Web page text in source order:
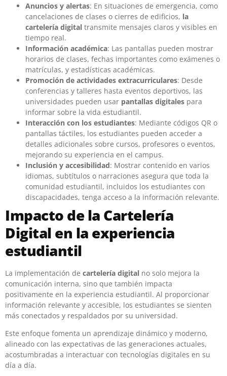
Anuncios y alertas: En situaciones de emergencia, como
cancelaciones de clases o cierres de edificios, la
cartelería digital transmite mensajes claros y visibles en
tiempo real.
Información académica: Las pantallas pueden mostrar
horarios de clases, fechas importantes como exámenes o
matrículas, y estadísticas académicas.
Promoción de actividades extracurriculares: Desde
conferencias y talleres hasta eventos deportivos, las
universidades pueden usar pantallas digitales para
informar sobre la vida estudiantil.
Interacción con los estudiantes: Mediante códigos QR o
pantallas táctiles, los estudiantes pueden acceder a
detalles adicionales sobre cursos, profesores o eventos,
mejorando su experiencia en el campus.
Inclusión y accesibilidad: Mostrar contenido en varios
idiomas, subtítulos o narraciones asegura que toda la
comunidad estudiantil, incluidos los estudiantes con
discapacidades, tenga acceso a la información relevante.
Impacto de la Cartelería
Digital en la experiencia
estudiantil
La implementación de cartelería digital no solo mejora la
comunicación interna, sino que también impacta
positivamente en la experiencia estudiantil. Al proporcionar
información relevante y accesible, los estudiantes se sienten
más conectados y respaldados por su universidad.
Este enfoque fomenta un aprendizaje dinámico y moderno,
alineado con las expectativas de las generaciones actuales,
acostumbradas a interactuar con tecnologías digitales en su
día a día.